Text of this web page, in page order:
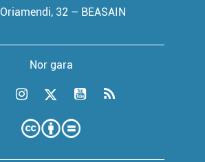
Oriamendi, 32 – BEASAIN
Nor gara